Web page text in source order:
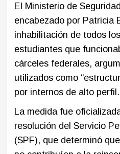
El Ministerio de
encabezado por Patricia
inhabilitación de todos
estudiantes que
cárceles federales,
utilizados como
por internos de alto perfil.
La medida fue
resolución del Servicio
(SPF), que determinó